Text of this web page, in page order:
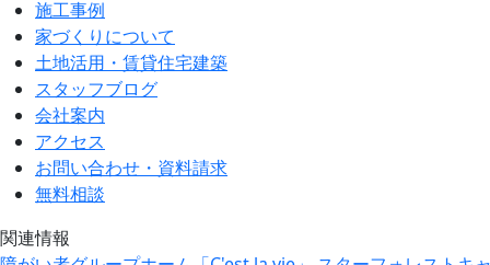
施工事例
家づくりについて
土地活用・賃貸住宅建築
スタッフブログ
会社案内
アクセス
お問い合わせ・資料請求
無料相談
関連情報